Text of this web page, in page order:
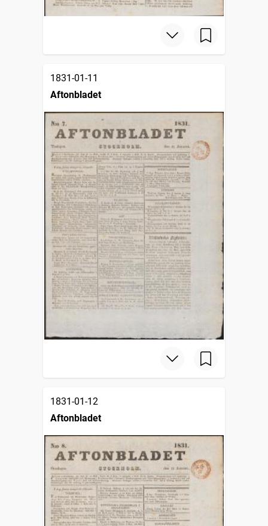
1831-01-11
Aftonbladet
1831-01-12
Aftonbladet